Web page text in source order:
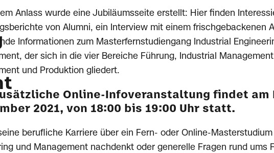
Anlass wurde eine Jubiläumsseite erstellt: Hier finden
von Alumni, ein Interview mit einem frischgebackenen
Informationen zum Masterfernstudiengang Industrial
der sich in die vier Bereiche Führung, Industrial
und Produktion gliedert.
Online-Infoveranstaltung findet am
2021, von 18:00 bis 19:00 Uhr statt.
berufliche Karriere über ein Fern- oder Online-
und Management nachdenkt oder generelle Fragen rund ums